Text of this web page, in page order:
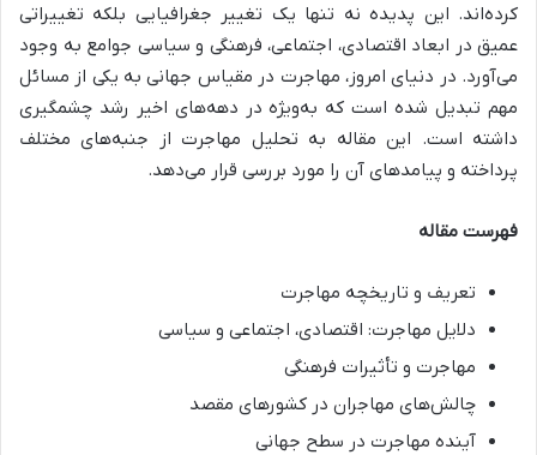
کرده‌اند. این پدیده نه تنها یک تغییر جغرافیایی بلکه تغییراتی
عمیق در ابعاد اقتصادی، اجتماعی، فرهنگی و سیاسی جوامع به وجود
می‌آورد. در دنیای امروز، مهاجرت در مقیاس جهانی به یکی از مسائل
مهم تبدیل شده است که به‌ویژه در دهه‌های اخیر رشد چشمگیری
داشته است. این مقاله به تحلیل مهاجرت از جنبه‌های مختلف
پرداخته و پیامدهای آن را مورد بررسی قرار می‌دهد.
فهرست مقاله
تعریف و تاریخچه مهاجرت
دلایل مهاجرت: اقتصادی، اجتماعی و سیاسی
مهاجرت و تأثیرات فرهنگی
چالش‌های مهاجران در کشورهای مقصد
آینده مهاجرت در سطح جهانی